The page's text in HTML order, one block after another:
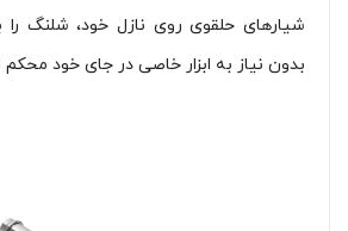
شیارهای حلقوی روی نازل خود، شلنگ
بدون نیاز به ابزار خاصی در جای خود محکم